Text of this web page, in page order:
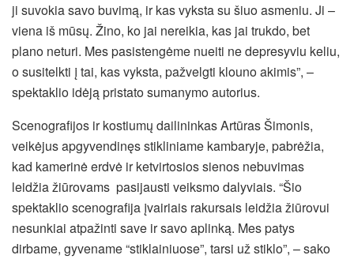
ji suvokia savo buvimą, ir kas vyksta su šiuo asmeniu. Ji –
viena iš mūsų. Žino, ko jai nereikia, kas jai trukdo, bet
plano neturi. Mes pasistengėme nueiti ne depresyviu keliu,
o susitelkti į tai, kas vyksta, pažvelgti klouno akimis”, –
spektaklio idėją pristato sumanymo autorius.
Scenografijos ir kostiumų dailininkas Artūras Šimonis,
veikėjus apgyvendinęs stikliniame kambaryje, pabrėžia,
kad kamerinė erdvė ir ketvirtosios sienos nebuvimas
leidžia žiūrovams pasijausti veiksmo dalyviais. “Šio
spektaklio scenografija įvairiais rakursais leidžia žiūrovui
nesunkiai atpažinti save ir savo aplinką. Mes patys
dirbame, gyvename “stiklainiuose”, tarsi už stiklo”, – sako